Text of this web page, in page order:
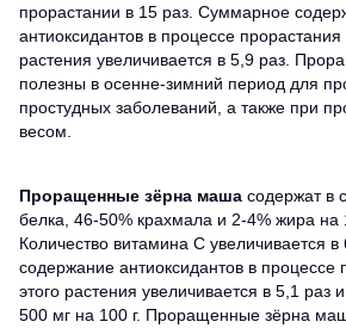
прорастании в 15 раз. Суммарное
антиоксидантов в процессе
растения увеличивается в 5,9 раз.
полезны в осенне-зимний период для
простудных заболеваний, а также при
весом.
Проращенные зёрна маша содержат в
белка, 46-50% крахмала и 2-4% жира на
Количество витамина С увеличивается
содержание антиоксидантов в процессе
этого растения увеличивается в 5,1 раз
500 мг на 100 г. Проращенные зёрна